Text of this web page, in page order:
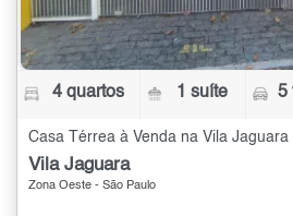
4 quartos 1 suíte 5
Casa Térrea à Venda na Vila
Vila Jaguara
Zona Oeste - São Paulo